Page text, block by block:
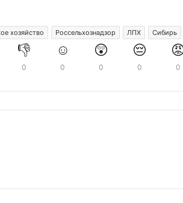
хозяйство Россельхознадзор ЛПХ Сибирь
👎
0
☺️
0
😲
0
😔
0 0